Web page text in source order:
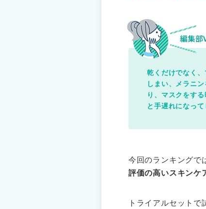
乾くだけでなく
しまい、メラニ
り、マスクをす
と手遅れになって
今回のランキングで
評価の高いスキンケ
トライアルセット